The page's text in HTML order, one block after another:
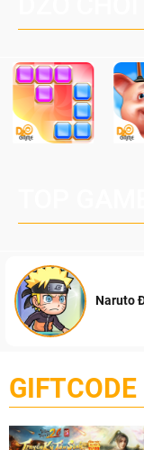
Naruto
GIFTCODE